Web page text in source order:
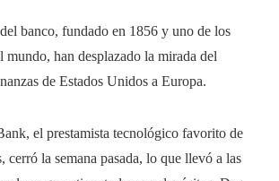
banco, fundado en 1856 y uno de los
mundo, han desplazado la mirada del
de Estados Unidos a Europa.
el prestamista tecnológico favorito de
cerró la semana pasada, lo que llevó a las